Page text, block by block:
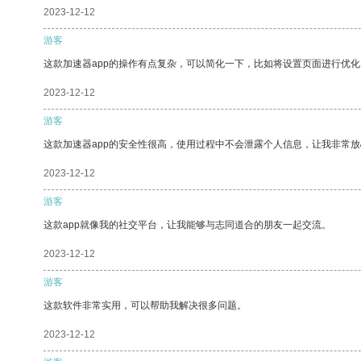
2023-12-12
游客
这款加速器app的操作有点复杂，可以简化一下，比如将设置页面进行优
2023-12-12
游客
这款加速器app的安全性很高，使用过程中不会泄露个人信息，让我非常
2023-12-12
游客
这款app就像我的社交平台，让我能够与志同道合的朋友一起交流。
2023-12-12
游客
这款软件非常实用，可以帮助我解决很多问题。
2023-12-12